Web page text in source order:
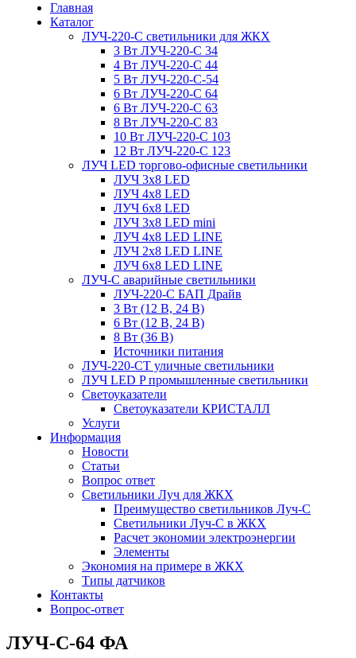
Главная
Каталог
ЛУЧ-220-С светильники для ЖКХ
3 Вт ЛУЧ-220-С 34
4 Вт ЛУЧ-220-С 44
5 Вт ЛУЧ-220-С-54
6 Вт ЛУЧ-220-С 64
6 Вт ЛУЧ-220-С 63
8 Вт ЛУЧ-220-С 83
10 Вт ЛУЧ-220-С 103
12 Вт ЛУЧ-220-С 123
ЛУЧ LED торгово-офисные светильники
ЛУЧ 3х8 LED
ЛУЧ 4х8 LED
ЛУЧ 6х8 LED
ЛУЧ 3х8 LED mini
ЛУЧ 4х8 LED LINE
ЛУЧ 2х8 LED LINE
ЛУЧ 6х8 LED LINE
ЛУЧ-С аварийные светильники
ЛУЧ-220-С БАП Драйв
3 Вт (12 В, 24 В)
6 Вт (12 В, 24 В)
8 Вт (36 В)
Источники питания
ЛУЧ-220-СТ уличные светильники
ЛУЧ LED P промышленные светильники
Светоуказатели
Светоуказатели КРИСТАЛЛ
Услуги
Информация
Новости
Статьи
Вопрос ответ
Светильники Луч для ЖКХ
Преимущество светильников Луч-С
Светильники Луч-С в ЖКХ
Расчет экономии электроэнергии
Элементы
Экономия на примере в ЖКХ
Типы датчиков
Контакты
Вопрос-ответ
ЛУЧ-С-64 ФА